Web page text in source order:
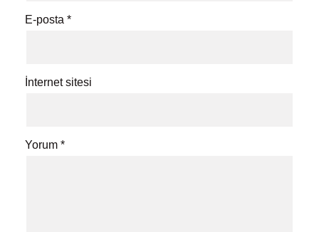
E-posta *
İnternet sitesi
Yorum *